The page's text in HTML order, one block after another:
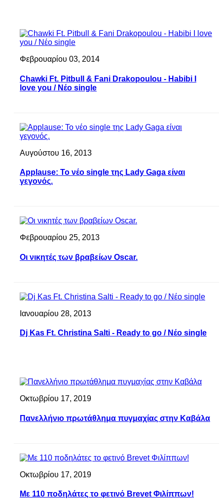
Φεβρουαρίου 03, 2014
Chawki Ft. Pitbull & Fani Drakopoulou - Habibi I
love you / Νέο single
Αυγούστου 16, 2013
Applause: Το νέο single της Lady Gaga είναι
γεγονός.
Φεβρουαρίου 25, 2013
Οι νικητές των βραβείων Oscar.
Ιανουαρίου 28, 2013
Dj Kas Ft. Christina Salti - Ready to go / Nέο single
Οκτωβρίου 17, 2019
Πανελλήνιο πρωτάθλημα πυγμαχίας στην Καβάλα
Οκτωβρίου 17, 2019
Με 110 ποδηλάτες το φετινό Brevet Φιλίππων!